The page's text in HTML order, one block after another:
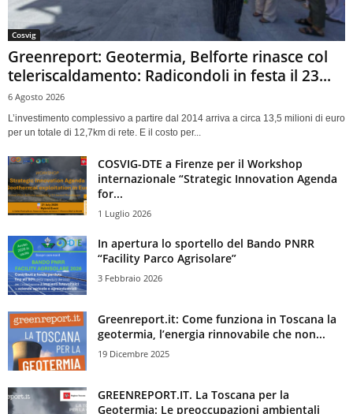
Cosvig
Greenreport: Geotermia, Belforte rinasce col
teleriscaldamento: Radicondoli in festa il 23...
6 Agosto 2026
L’investimento complessivo a partire dal 2014 arriva a circa 13,5 milioni di euro
per un totale di 12,7km di rete. E il costo per...
COSVIG-DTE a Firenze per il Workshop
internazionale “Strategic Innovation Agenda
for...
1 Luglio 2026
In apertura lo sportello del Bando PNRR
“Facility Parco Agrisolare”
3 Febbraio 2026
Greenreport.it: Come funziona in Toscana la
geotermia, l’energia rinnovabile che non...
19 Dicembre 2025
GREENREPORT.IT. La Toscana per la
Geotermia: Le preoccupazioni ambientali